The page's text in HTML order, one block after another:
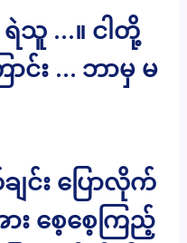
သူ …။ ငါတို့
င်း … ဘာမှ မ
ျင်း ပြောလိုက်
း စေ့စေ့ကြည့်